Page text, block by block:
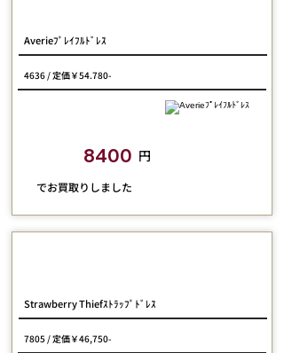
Averieﾌﾟﾚｲﾌﾙﾄﾞﾚｽ
4636 / 定価￥54.780-
8400 円
​でお買取りしました
Strawberry Thiefｽﾄﾗｯﾌﾟﾄﾞﾚｽ
7805 / 定価￥46,750-